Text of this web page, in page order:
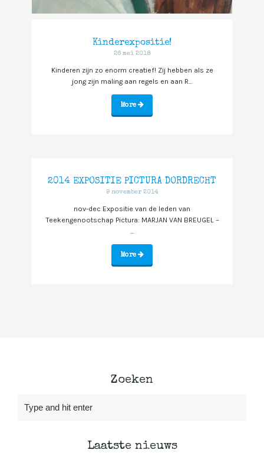
Kinderexpositie!
26 mei 2018
Kinderen zijn zo enorm creatief! Zij hebben als ze
jong zijn maling aan regels en aan R...
More
2014 EXPOSITIE PICTURA DORDRECHT
9 november 2014
nov-dec Expositie van de leden van
Teekengenootschap Pictura: MARJAN VAN BREUGEL –
More
Zoeken
Laatste nieuws